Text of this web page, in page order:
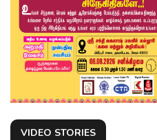
VIDEO STORIES